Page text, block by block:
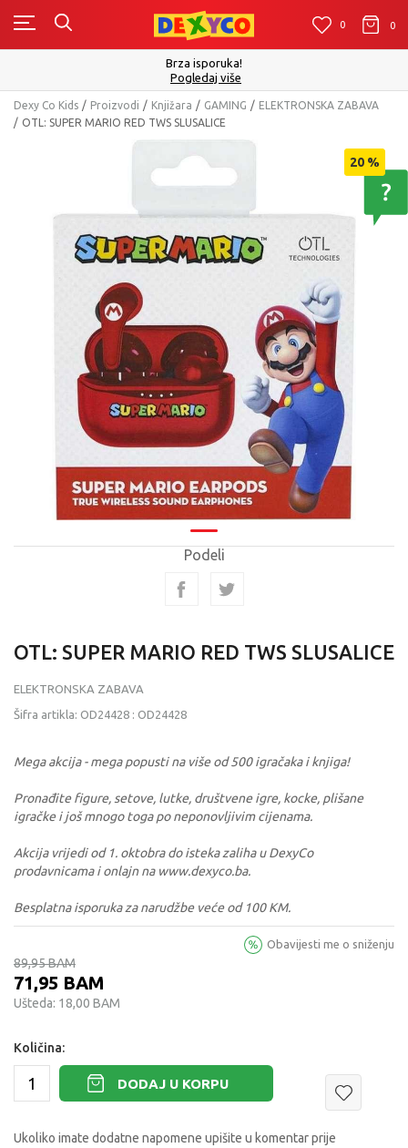
0 0
Brza isporuka!
Pogledaj više
Dexy Co Kids Proizvodi Knjižara GAMING
ELEKTRONSKA ZABAVA
OTL: SUPER MARIO RED TWS SLUSALICE
20 %
Podeli
OTL: SUPER MARIO RED TWS SLUSALICE
ELEKTRONSKA ZABAVA
Šifra artikla: OD24428 : OD24428
Mega akcija - mega popusti na više od 500 igračaka i knjiga!
Pronađite figure, setove, lutke, društvene igre, kocke, plišane
igračke i još mnogo toga po neponovljivim cijenama.
Akcija vrijedi od 1. oktobra do isteka zaliha u DexyCo
prodavnicama i onlajn na www.dexyco.ba.
Besplatna isporuka za narudžbe veće od 100 KM.
89,95BAM
71,95 BAM
Ušteda: 18,00 BAM
Obavijesti me o sniženju
Količina:
DODAJ U KORPU
Ukoliko imate dodatne napomene upišite u komentar prije